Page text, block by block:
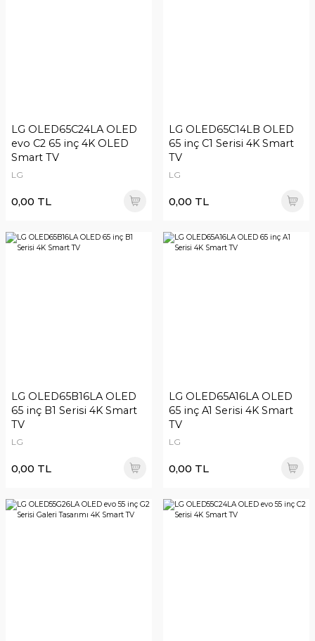
LG OLED65C24LA OLED
evo C2 65 inç 4K OLED
Smart TV
LG
0,00 TL
LG OLED65C14LB OLED
65 inç C1 Serisi 4K Smart
TV
LG
0,00 TL
LG OLED65B16LA OLED
65 inç B1 Serisi 4K Smart
TV
LG
0,00 TL
LG OLED65A16LA OLED
65 inç A1 Serisi 4K Smart
TV
LG
0,00 TL